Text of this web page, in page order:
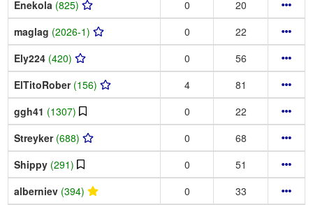
Enekola (825) 0
20
maglag (2026-1) 0
22
Ely224 (420) 0
56
ElTitoRober (156) 4
81
ggh41 (1307) 0
22
Streyker (688) 0
68
Shippy (291) 0
51
alberniev (394) 0
33